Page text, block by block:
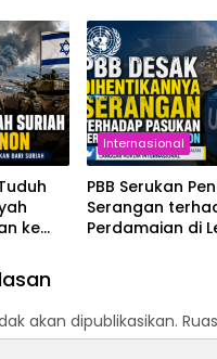
ke
Internasional
PBB Serukan
Serangan
Perdamaian di
akan dipublikasikan.